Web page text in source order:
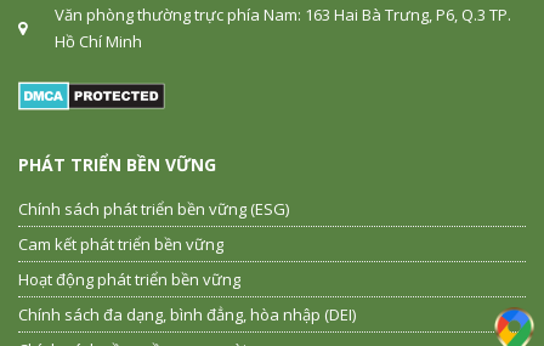
Văn phòng thường trực phía Nam: 163 Hai Bà Trưng, P6, Q.3 TP.
Hồ Chí Minh
PHÁT TRIỂN BỀN VỮNG
Chính sách phát triển bền vững (ESG)
Cam kết phát triển bền vững
Hoạt động phát triển bền vững
Chính sách đa dạng, bình đẳng, hòa nhập (DEI)